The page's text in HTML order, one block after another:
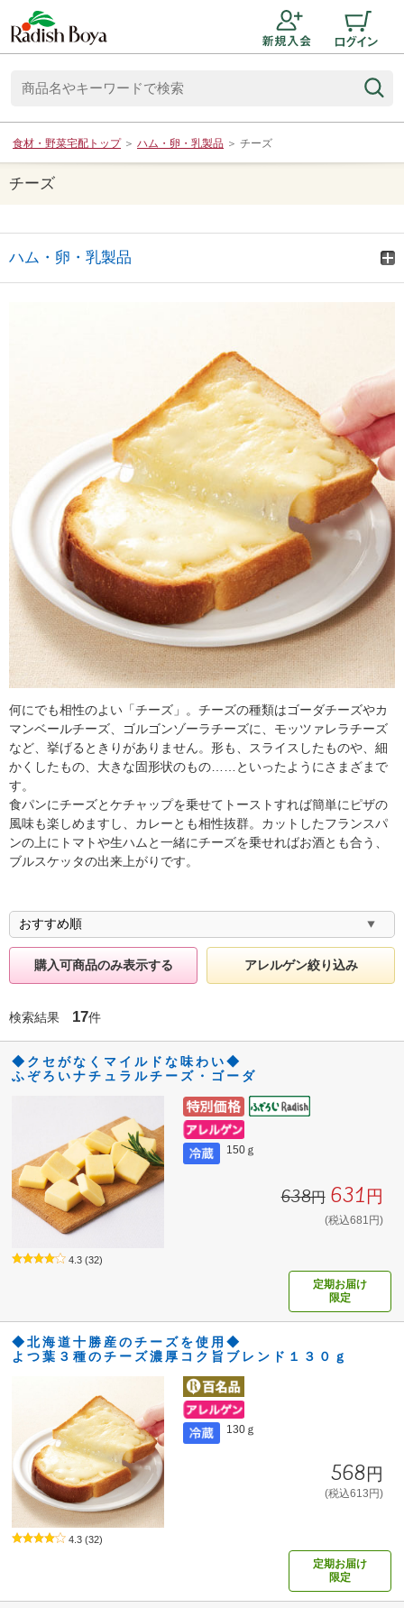
食材・野菜宅配トップ＞ハム・卵・乳製品 ＞チーズ
チーズ
ハム・卵・乳製品
何にでも相性のよい「チーズ」。チーズの種類はゴーダチーズやカ
マンベールチーズ、ゴルゴンゾーラチーズに、モッツァレラチーズ
など、挙げるときりがありません。形も、スライスしたものや、細
かくしたもの、大きな固形状のもの……といったようにさまざまで
す。
食パンにチーズとケチャップを乗せてトーストすれば簡単にピザの
風味も楽しめますし、カレーとも相性抜群。カットしたフランスパ
ンの上にトマトや生ハムと一緒にチーズを乗せればお酒とも合う、
ブルスケッタの出来上がりです。
購入可商品のみ表示する アレルゲン絞り込み
検索結果 17件
◆クセがなくマイルドな味わい◆
ふぞろいナチュラルチーズ・ゴーダ
150ｇ
638円 631円
(税込681円)
4.3 (32)
定期お届け
限定
◆北海道十勝産のチーズを使用◆
よつ葉３種のチーズ濃厚コク旨ブレンド１３０ｇ
130ｇ
568円
(税込613円)
4.3 (32)
定期お届け
限定